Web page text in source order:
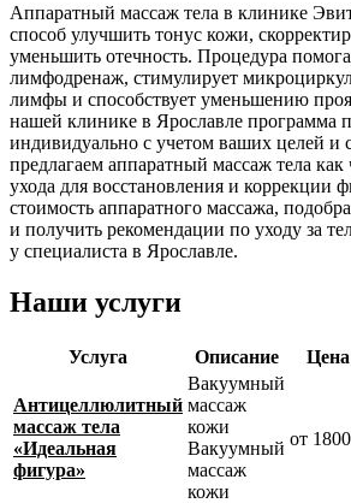
Аппаратный массаж тела в клинике
способ улучшить тонус кожи,
уменьшить отечность. Процедура
лимфодренаж, стимулирует
лимфы и способствует уменьшению
нашей клинике в Ярославле программа
индивидуально с учетом ваших целей
предлагаем аппаратный массаж тела как
ухода для восстановления и коррекции
стоимость аппаратного массажа,
и получить рекомендации по уходу за
у специалиста в Ярославле.
Наши услуги
Услуга Описание Цена
Антицеллюлитный
массаж тела
«Идеальная
фигура»
Вакуумный
массаж
кожи
Вакуумный
массаж
кожи
от